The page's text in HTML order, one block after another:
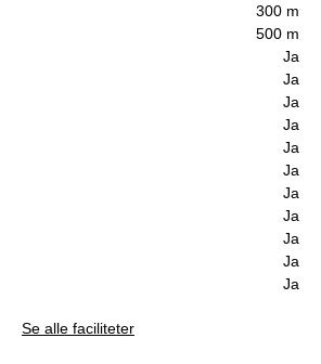
300 m
500 m
Ja
Ja
Ja
Ja
Ja
Ja
Ja
Ja
Ja
Ja
Ja
Se alle faciliteter